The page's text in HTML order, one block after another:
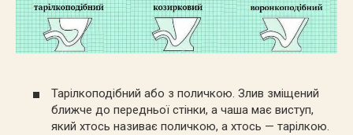
Тарілкоподібний або з поличкою. Злив зміщений
ближче до передньої стінки, а чаша має виступ,
який хтось називає поличкою, а хтось — тарілкою.